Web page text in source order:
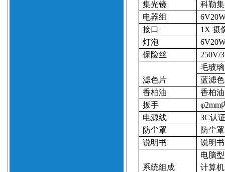
集光镜
科勒
电器组
接口
1X摄
灯泡
保险丝
250V/
滤色片
毛玻璃
蓝滤
香柏油
香柏油
扳手
φ2mm
电源线
3C认
防尘罩
防尘罩
说明书
说明书
系统组成
电脑型
计算机